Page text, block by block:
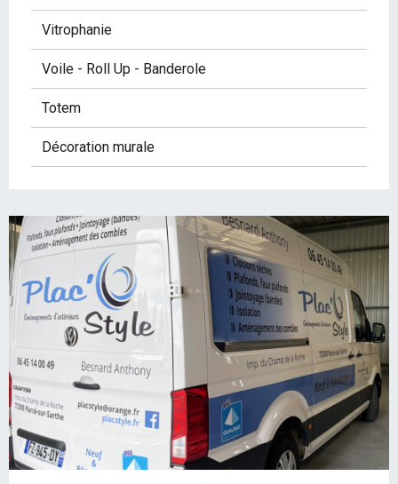
Vitrophanie
Voile - Roll Up - Banderole
Totem
Décoration murale